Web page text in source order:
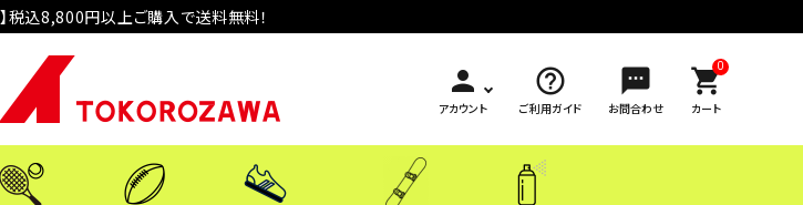
税込8,800円以上ご購入で送料無料！
person
アカウント
help_outline
ご利用ガイド
sms
お問合わせ
0
shopping_cart
カート